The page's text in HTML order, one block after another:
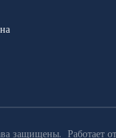
защищены. Работает